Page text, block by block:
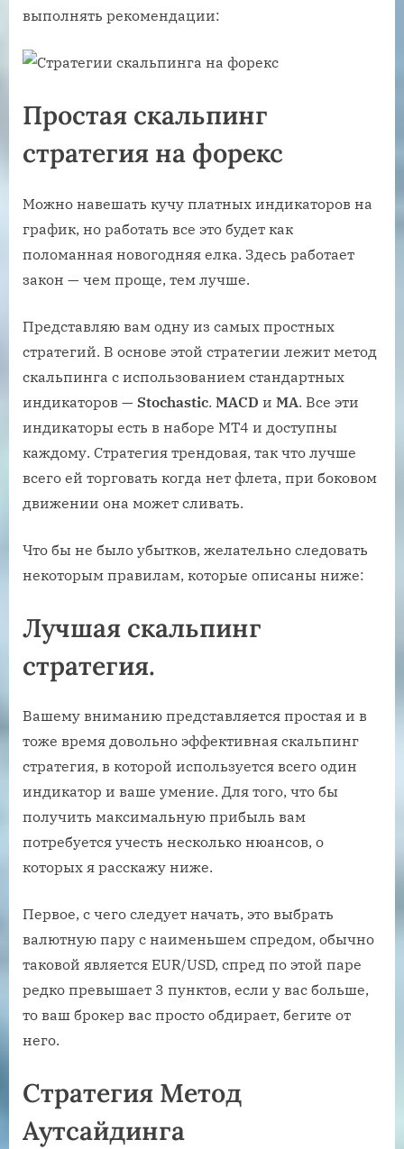
выполнять рекомендации:
Простая скальпинг
стратегия на форекс
Можно навешать кучу платных индикаторов на
график, но работать все это будет как
поломанная новогодняя елка. Здесь работает
закон — чем проще, тем лучше.
Представляю вам одну из самых простных
стратегий. В основе этой стратегии лежит метод
скальпинга с использованием стандартных
индикаторов — Stochastic. MACD и MA. Все эти
индикаторы есть в наборе МТ4 и доступны
каждому. Стратегия трендовая, так что лучше
всего ей торговать когда нет флета, при боковом
движении она может сливать.
Что бы не было убытков, желательно следовать
некоторым правилам, которые описаны ниже:
Лучшая скальпинг
стратегия.
Вашему вниманию представляется простая и в
тоже время довольно эффективная скальпинг
стратегия, в которой используется всего один
индикатор и ваше умение. Для того, что бы
получить максимальную прибыль вам
потребуется учесть несколько нюансов, о
которых я расскажу ниже.
Первое, с чего следует начать, это выбрать
валютную пару с наименьшем спредом, обычно
таковой является EUR/USD, спред по этой паре
редко превышает 3 пунктов, если у вас больше,
то ваш брокер вас просто обдирает, бегите от
него.
Стратегия Метод
Аутсайдинга